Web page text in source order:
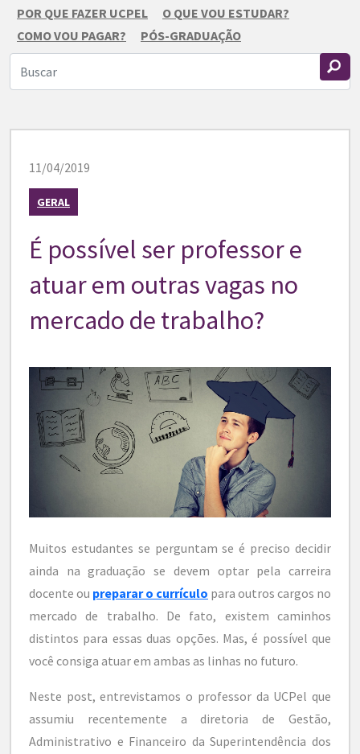
POR QUE FAZER UCPEL
O QUE VOU ESTUDAR?
COMO VOU PAGAR?
PÓS-GRADUAÇÃO
11/04/2019
GERAL
É possível ser professor e
atuar em outras vagas no
mercado de trabalho?
Muitos estudantes se perguntam se é preciso decidir
ainda na graduação se devem optar pela carreira
docente ou preparar o currículo para outros cargos no
mercado de trabalho. De fato, existem caminhos
distintos para essas duas opções. Mas, é possível que
você consiga atuar em ambas as linhas no futuro.
Neste post, entrevistamos o professor da UCPel que
assumiu recentemente a diretoria de Gestão,
Administrativo e Financeiro da Superintendência dos